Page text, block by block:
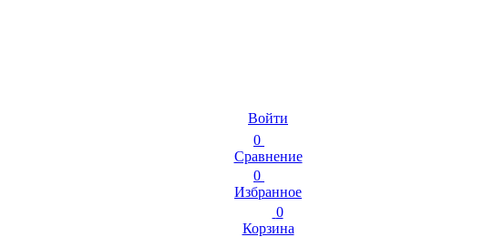
Войти
0
Сравнение
0
Избранное
0
Корзина